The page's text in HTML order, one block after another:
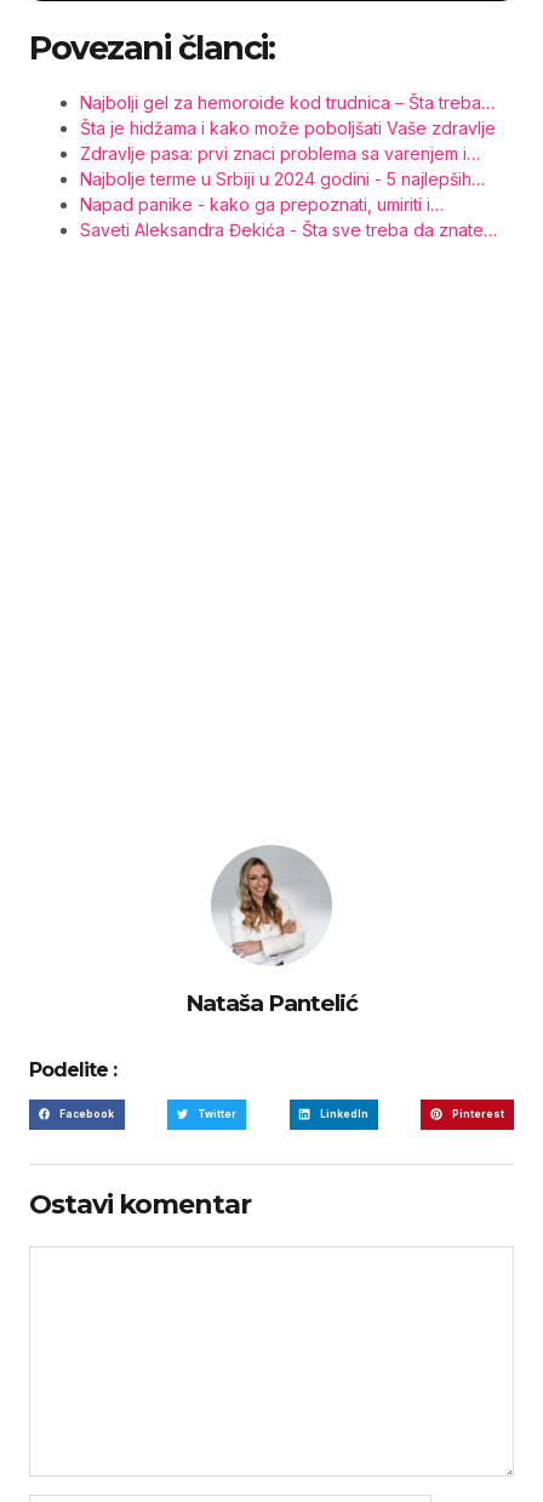
Povezani članci:
Najbolji gel za hemoroide kod trudnica – Šta treba…
Šta je hidžama i kako može poboljšati Vaše zdravlje
Zdravlje pasa: prvi znaci problema sa varenjem i…
Najbolje terme u Srbiji u 2024 godini - 5 najlepših…
Napad panike - kako ga prepoznati, umiriti i…
Saveti Aleksandra Đekića - Šta sve treba da znate…
Nataša Pantelić
Podelite :
Facebook Twitter LinkedIn Pinterest
Ostavi komentar